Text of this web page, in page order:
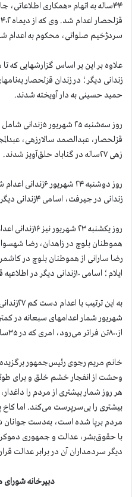
۴۴ساله به اتهام «همکاری
سردژخیم صلواتی، محکوم به اعدام
زندانی دیگر؛ در زندان قزلحصار
حمید حسینی به دار آویخته شدند.
روز سه‌شنبه ۲۵
قزلحصار، عبدالصمد سالارزهی،
زهی ۲۷ساله در گناباد حلق‌آویز شدند.
روز دوشنبه ۲۴
زندانی در جیرفت، اسامی ۴زندانی دیگر در اطلاعیه قبلی آمده است.
رضا سارانی از هموطنان بلوچ در
ایلام؛ اسامی ۱۰زندانی دیگر در اطلاعیه قبلی اعلام شده است.
از۸۰۰تن فراتر می‌رود، امری که در ۳۵سال گذشته بی‌سابقه است.
خانم مریم رجوی رئیس‌جمهور
وحشت از انفجار خشم خلق و برای
هر روز شمار بیشتری از مردم را
بیشتری را بی‌سرپرست می‌کند. اما
مردم برپا شده است، به‌دست
با حقوق‌بشر، عدالت و جمهوری
دیگر سردمداران آن در برابر عدالت
دبیرخانه شورای